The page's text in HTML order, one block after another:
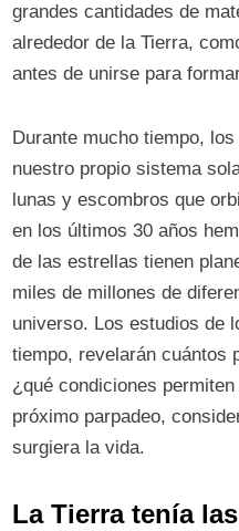
grandes cantidades de
alrededor de la Tierra,
antes de unirse para
Durante mucho tiempo,
nuestro propio sistema
lunas y escombros que
en los últimos 30 años
de las estrellas tienen
miles de millones de
universo. Los estudios de
tiempo, revelarán cuántos
¿qué condiciones
próximo parpadeo,
surgiera la vida.
La Tierra tenía